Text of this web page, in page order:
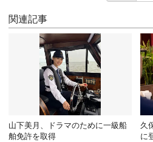
関連記事
山下美月、ドラマのために一級船
舶免許を取得
久
に